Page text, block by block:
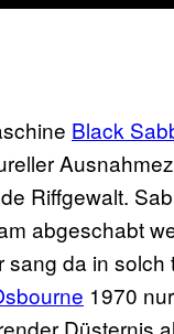
Black
Riffgewalt.
abgeschabt
da in
1970